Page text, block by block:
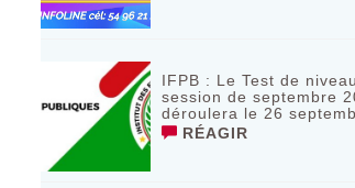
IFPB : Le Test de
session de septembre
déroulera le 26
RÉAGIR